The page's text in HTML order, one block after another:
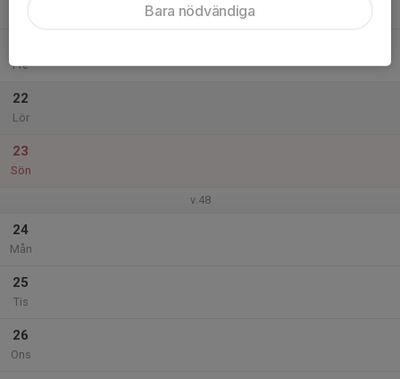
Fre
22
Lör
23
Sön
v.48
24
Mån
25
Tis
26
Ons
Bara nödvändiga